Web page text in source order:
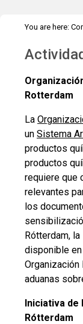
You are here:
Rotterdam
La
un Sistema
productos
productos
requiere que
relevantes
los
Rótterdam,
disponible
Organización
aduanas
Iniciativa de
Rótterdam